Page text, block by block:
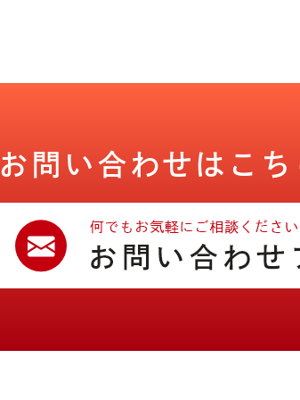
お問い合わせはこち